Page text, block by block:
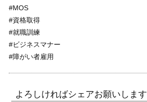
#MOS
#資格取得
#就職訓練
#ビジネスマナー
#障がい者雇用
よろしければシェアお願いします